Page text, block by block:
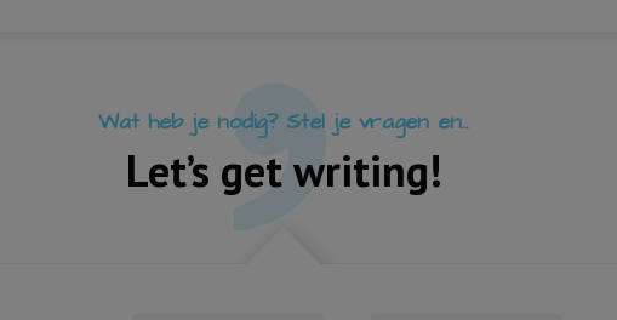
Wat heb je nodig? Stel je vragen en..
Let’s get writing!